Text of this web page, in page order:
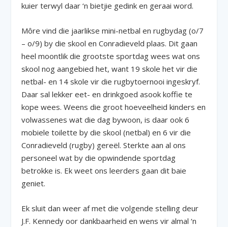
kuier terwyl daar ‘n bietjie gedink en geraai word.
Môre vind die jaarlikse mini-netbal en rugbydag (o/7
– o/9) by die skool en Conradieveld plaas. Dit gaan
heel moontlik die grootste sportdag wees wat ons
skool nog aangebied het, want 19 skole het vir die
netbal- en 14 skole vir die rugbytoernooi ingeskryf.
Daar sal lekker eet- en drinkgoed asook koffie te
kope wees. Weens die groot hoeveelheid kinders en
volwassenes wat die dag bywoon, is daar ook 6
mobiele toilette by die skool (netbal) en 6 vir die
Conradieveld (rugby) gereël. Sterkte aan al ons
personeel wat by die opwindende sportdag
betrokke is. Ek weet ons leerders gaan dit baie
geniet.
Ek sluit dan weer af met die volgende stelling deur
J.F. Kennedy oor dankbaarheid en wens vir almal ‘n